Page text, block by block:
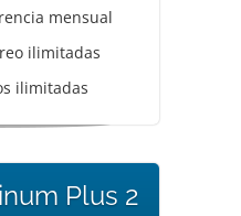
mensual
ilimitadas
ilimitadas
Plus 2